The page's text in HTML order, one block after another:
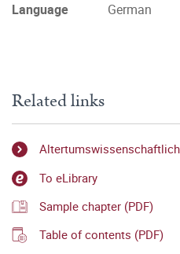
Language
German
Related links
To eLibrary
Sample chapter (PDF)
Table of contents (PDF)